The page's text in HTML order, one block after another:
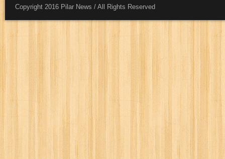
Copyright 2016 Pilar News / All Rights Reserved